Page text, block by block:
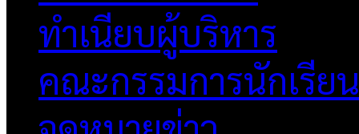
ทำเนียบผู้บริหาร
คณะกรรมการนักเรียน